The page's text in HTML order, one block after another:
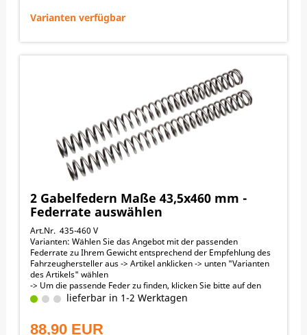
SUZUKI RM-Z450 2005-2012
Varianten verfügbar
2 Gabelfedern Maße 43,5x460 mm -
Federrate auswählen
Art.Nr. 435-460 V
Varianten: Wählen Sie das Angebot mit der passenden
Federrate zu Ihrem Gewicht entsprechend der Empfehlung des
Fahrzeughersteller aus -> Artikel anklicken -> unten "Varianten
des Artikels" wählen
-> Um die passende Feder zu finden, klicken Sie bitte auf den
Link „Passende Federn (Bike + Fahrergewicht)“ in der
460 mm Länge
lieferbar in 1-2 Werktagen
88,90 EUR